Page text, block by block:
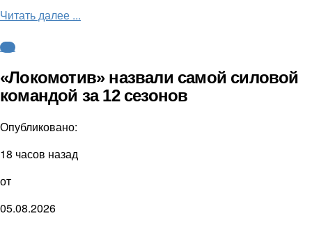
Читать далее ...
КХЛ
«Локомотив» назвали самой силовой
командой за 12 сезонов
Опубликовано:
18 часов назад
от
05.08.2026